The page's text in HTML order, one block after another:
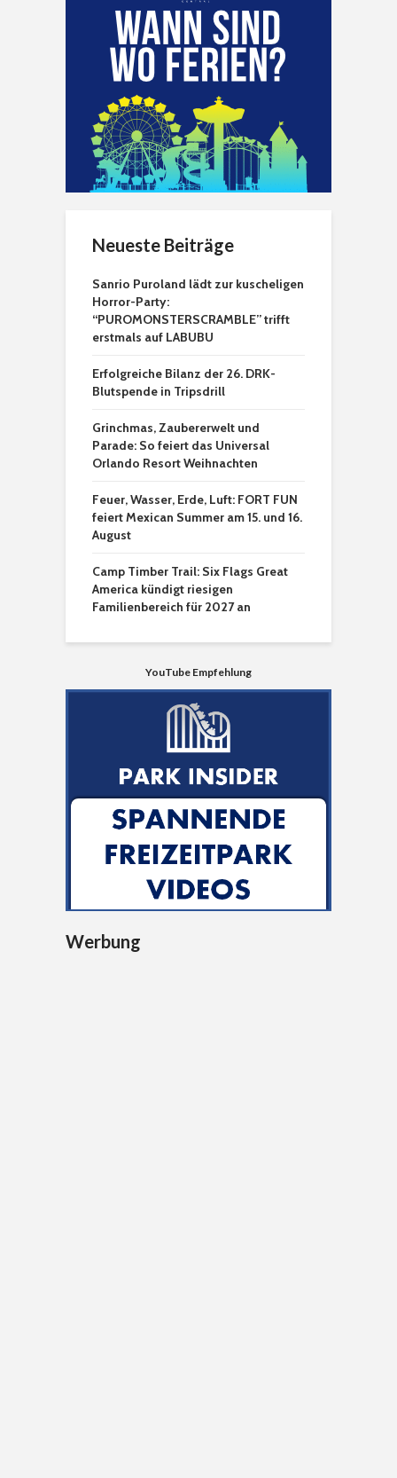
Neueste Beiträge
Sanrio Puroland lädt zur kuscheligen
Horror-Party:
“PUROMONSTERSCRAMBLE” trifft
erstmals auf LABUBU
Erfolgreiche Bilanz der 26. DRK-
Blutspende in Tripsdrill
Grinchmas, Zaubererwelt und
Parade: So feiert das Universal
Orlando Resort Weihnachten
Feuer, Wasser, Erde, Luft: FORT FUN
feiert Mexican Summer am 15. und 16.
August
Camp Timber Trail: Six Flags Great
America kündigt riesigen
Familienbereich für 2027 an
YouTube Empfehlung
Werbung